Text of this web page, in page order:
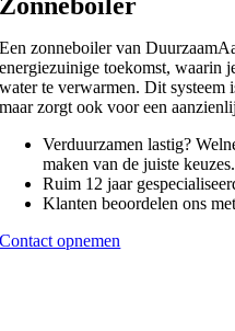
Een zonneboiler van
energiezuinige toekomst, waarin
water te verwarmen. Dit systeem
maar zorgt ook voor een
Verduurzamen lastig?
maken van de juiste keuzes.
Ruim 12 jaar
Klanten beoordelen ons
Contact opnemen